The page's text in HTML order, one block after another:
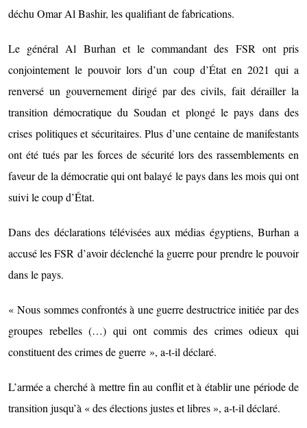
déchu Omar Al Bashir, les qualifiant de fabrications.
Le général Al Burhan et le commandant des FSR ont pris
conjointement le pouvoir lors d’un coup d’État en 2021 qui a
renversé un gouvernement dirigé par des civils, fait dérailler la
transition démocratique du Soudan et plongé le pays dans des
crises politiques et sécuritaires. Plus d’une centaine de manifestants
ont été tués par les forces de sécurité lors des rassemblements en
faveur de la démocratie qui ont balayé le pays dans les mois qui ont
suivi le coup d’État.
Dans des déclarations télévisées aux médias égyptiens, Burhan a
accusé les FSR d’avoir déclenché la guerre pour prendre le pouvoir
dans le pays.
« Nous sommes confrontés à une guerre destructrice initiée par des
groupes rebelles (…) qui ont commis des crimes odieux qui
constituent des crimes de guerre », a-t-il déclaré.
L’armée a cherché à mettre fin au conflit et à établir une période de
transition jusqu’à « des élections justes et libres », a-t-il déclaré.